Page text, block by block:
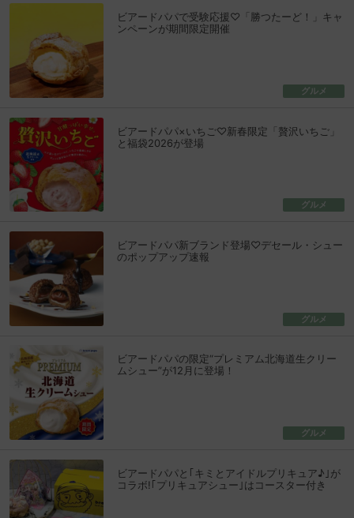
ビアードパパで受験応援♡「勝つたーど！」キャ
ンペーンが期間限定開催
グルメ
ビアードパパ×いちご♡新春限定「贅沢いちご」
と福袋2026が登場
グルメ
ビアードパパ新ブランド登場♡デセール・シュー
のポップアップ速報
グルメ
ビアードパパの限定“プレミアム北海道生クリー
ムシュー”が12月に登場！
グルメ
ビアードパパと｢キミとアイドルプリキュア♪｣が
コラボ!｢プリキュアシュー｣はコースター付き